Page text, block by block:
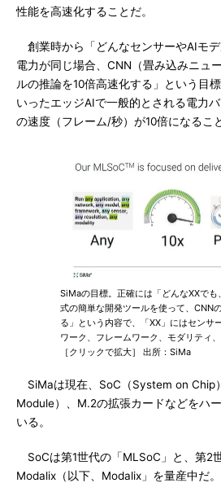
性能を高速化することだ。
創業時から「どんなセンサーやAIモ
電力が同じ場合、CNN（畳み込みニュ
ルの推論を10倍高速化する」という目
いったエッジAIで一般的とされる電力
の速度（フレーム/秒）が10倍になるこ
SiMaの目標。正確には「どんなXXで
式の簡単な開発ツールを使って、CNN
る」という内容で、「XX」にはセンサ
ワーク、フレームワーク、モダリティ
［クリックで拡大］ 出所：SiMa
SiMaは現在、SoC（System on Chip
Module）、M.2の拡張カードなどをハ
いる。
SoCは第1世代の「MLSoC」と、第2
Modalix（以下、Modalix」を量産中だ